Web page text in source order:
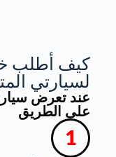
كيف أطلب
لسيارتي
عند تعرض
على الطريق